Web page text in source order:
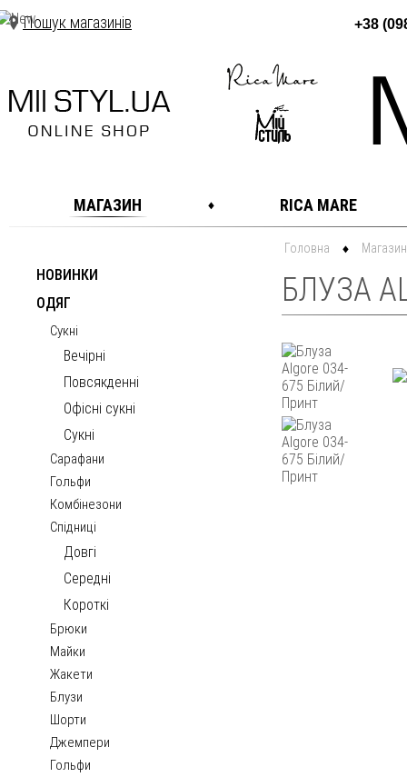
Пошук магазинів +38
МАГАЗИН RICA MARE
НОВИНКИ
ОДЯГ
Сукні
Вечірні
Повсякденні
Офісні сукні
Сукні
Сарафани
Гольфи
Комбінезони
Спідниці
Довгі
Середні
Короткі
Брюки
Майки
Жакети
Блузи
Шорти
Джемпери
Гольфи
Головна Магазин
БЛУЗА